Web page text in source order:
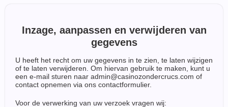
Inzage, aanpassen en verwijderen van
gegevens
U heeft het recht om uw gegevens in te zien, te laten wijzigen
of te laten verwijderen. Om hiervan gebruik te maken, kunt u
een e-mail sturen naar admin@casinozondercrucs.com of
contact opnemen via ons contactformulier.
Voor de verwerking van uw verzoek vragen wij: